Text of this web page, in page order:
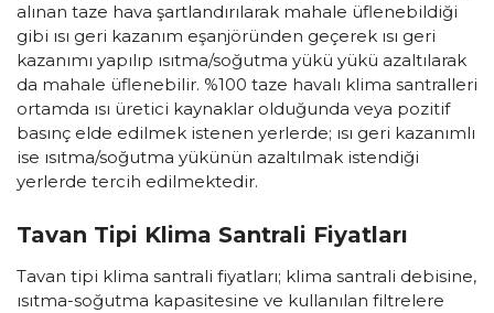
alınan taze hava şartlandırılarak mahale üflenebildiği
gibi ısı geri kazanım eşanjöründen geçerek ısı geri
kazanımı yapılıp ısıtma/soğutma yükü yükü azaltılarak
da mahale üflenebilir. %100 taze havalı klima santralleri
ortamda ısı üretici kaynaklar olduğunda veya pozitif
basınç elde edilmek istenen yerlerde; ısı geri kazanımlı
ise ısıtma/soğutma yükünün azaltılmak istendiği
yerlerde tercih edilmektedir.
Tavan Tipi Klima Santrali Fiyatları
Tavan tipi klima santrali fiyatları; klima santrali debisine,
ısıtma-soğutma kapasitesine ve kullanılan filtrelere